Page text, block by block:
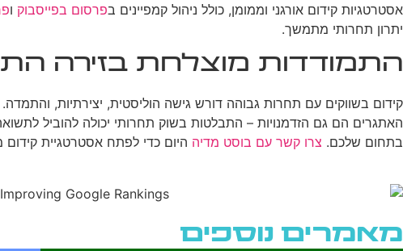
אסטרטגיות קידום אורגני וממומן, כולל ניהול קמפיינים בפרסום בפייסבוק ו
יתרון תחרותי מתמשך.
התמודדות מוצלחת בזירה
האתגרים הם גם הזדמנויות – התבלטות בשוק תחרותי יכולה להוביל
בתחום שלכם. צרו קשר עם בוסט מדיה היום כדי לפתח אסטרטגיית
מאמרים נוספים